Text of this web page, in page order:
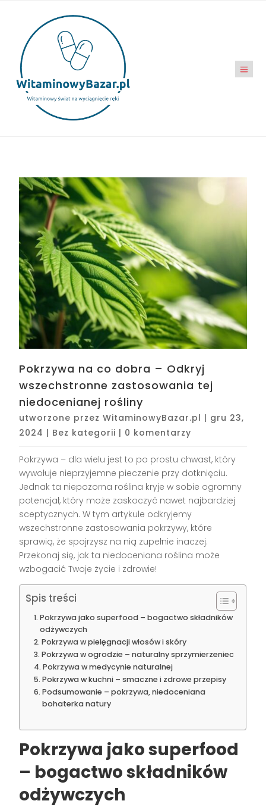
Pokrzywa na co dobra – Odkryj
wszechstronne zastosowania tej
niedocenianej rośliny
utworzone przezWitaminowyBazar.pl | gru 23,
2024 | Bez kategorii | 0 komentarzy
Pokrzywa – dla wielu jest to po prostu chwast, który
wywołuje nieprzyjemne pieczenie przy dotknięciu.
Jednak ta niepozorna roślina kryje w sobie ogromny
potencjał, który może zaskoczyć nawet najbardziej
sceptycznych. W tym artykule odkryjemy
wszechstronne zastosowania pokrzywy, które
sprawią, że spojrzysz na nią zupełnie inaczej.
Przekonaj się, jak ta niedoceniana roślina może
wzbogacić Twoje życie i zdrowie!
Spis treści
Pokrzywa jako superfood – bogactwo składników
odżywczych
Pokrzywa w pielęgnacji włosów i skóry
Pokrzywa w ogrodzie – naturalny sprzymierzeniec
Pokrzywa w medycynie naturalnej
Pokrzywa w kuchni – smaczne i zdrowe przepisy
Podsumowanie – pokrzywa, niedoceniana
bohaterka natury
Pokrzywa jako superfood
– bogactwo składników
odżywczych